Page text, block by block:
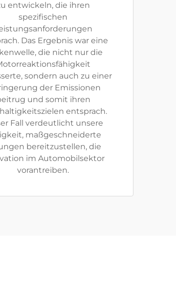
entwickeln, die ihren
spezifischen
Das Ergebnis war eine
die nicht nur die
sondern auch zu einer
der Emissionen
und somit ihren
entsprach.
Fall verdeutlicht unsere
maßgeschneiderte
bereitzustellen, die
im Automobilsektor
vorantreiben.